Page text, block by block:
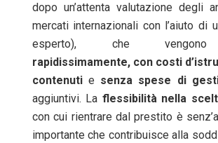
dopo un’attenta valutazione degli
mercati internazionali con l’aiuto di
esperto), che
rapidissimamente, con costi
contenutie senza spese di
aggiuntivi. La flessibilità nella
con cui rientrare dal prestito è
importante che contribuisce alla